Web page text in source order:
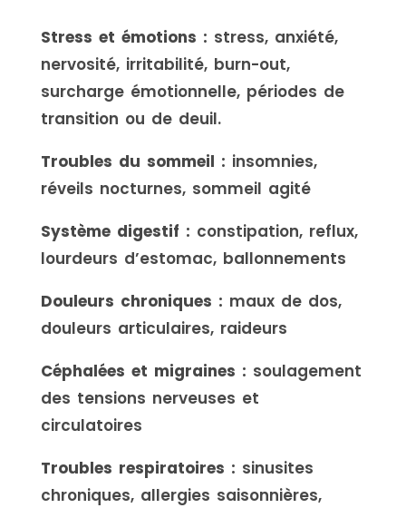
Stress et émotions : stress, anxiété,
nervosité, irritabilité, burn-out,
surcharge émotionnelle, périodes de
transition ou de deuil.
Troubles du sommeil : insomnies,
réveils nocturnes, sommeil agité
Système digestif : constipation, reflux,
lourdeurs d’estomac, ballonnements
Douleurs chroniques : maux de dos,
douleurs articulaires, raideurs
Céphalées et migraines : soulagement
des tensions nerveuses et
circulatoires
Troubles respiratoires : sinusites
chroniques, allergies saisonnières,